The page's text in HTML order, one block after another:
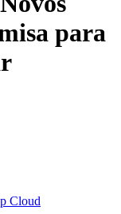
para
Cloud